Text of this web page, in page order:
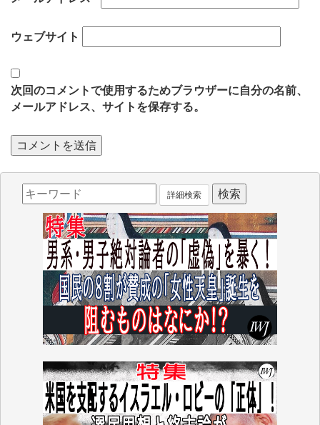
ウェブサイト
次回のコメントで使用するためブラウザーに自分の名前、
メールアドレス、サイトを保存する。
詳細検索